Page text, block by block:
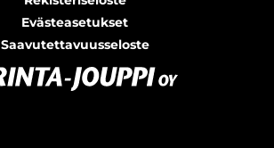
Evästeasetukset
Saavutettavuusseloste